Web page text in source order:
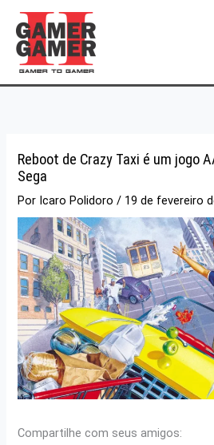
para
conteúdo
Reboot de Crazy Taxi é um jogo
Sega
Por Icaro Polidoro/ 19 de fevereiro
Compartilhe com seus amigos: